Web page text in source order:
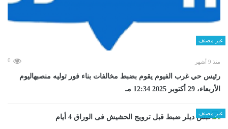
غير مصنف
منذ 9 أشهر 0
رئيس حي غرب الفيوم يقوم بضبط مخالفات بناء فور توليه منصبهاليوم
الأربعاء، 29 أكتوبر 2025 12:34 مـ
غير مصنف